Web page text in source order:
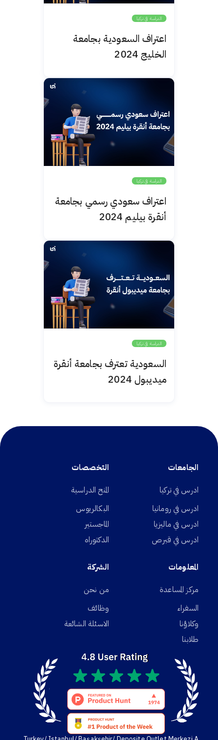
الدراسة في تركيا
اعتراف السعودية بجامعة
الخليج 2024
الدراسة في تركيا
اعتراف سعودي رسمي بجامعة
أنقرة بيليم 2024
الدراسة في تركيا
السعودية تعترف بجامعة أنقرة
ميديبول 2024
الجامعات
ادرس في تركيا
ادرس في رومانيا
ادرس في ماليزيا
ادرس في قبرص
التخصصات
المنح الدراسية
البكالريوس
الماجستير
الدكتوراه
المعلومات
مركز المساعدة
السفراء
وكلاؤنا
طلابنا
الشركة
من نحن
وظائف
الاسئلة الشائعة